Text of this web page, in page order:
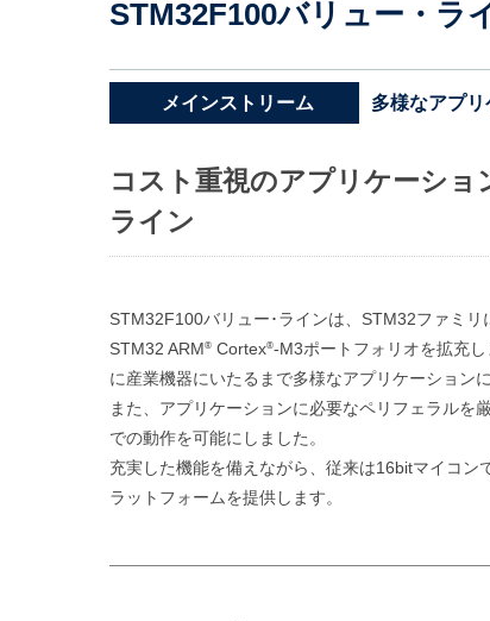
STM32F100バリュー・ラ
メインストリーム 多様なアプ
コスト重視のアプリケーショ
ライン
STM32F100バリュー･ラインは、STM32ファミ
STM32 ARM® Cortex®-M3ポートフォリオを拡充
に産業機器にいたるまで多様なアプリケーション
また、アプリケーションに必要なペリフェラル
での動作を可能にしました。
充実した機能を備えながら、従来は16bitマイコ
ラットフォームを提供します。